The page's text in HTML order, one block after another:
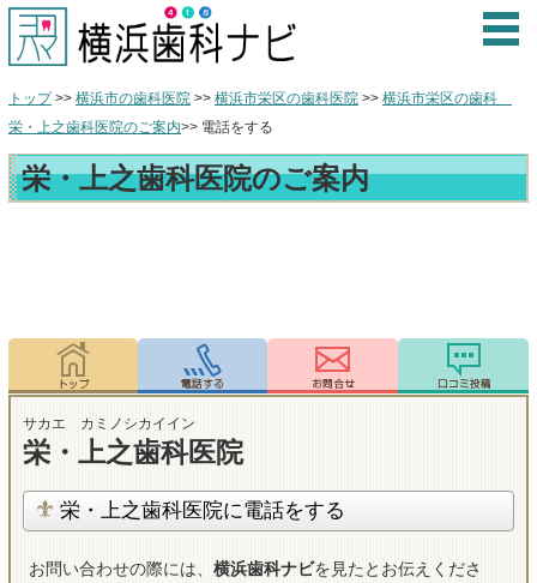
トップ>> 横浜市の歯科医院 >> 横浜市栄区の歯科医院 >> 横浜市栄区の歯科
栄・上之歯科医院のご案内>> 電話をする
栄・上之歯科医院のご案内
サカエ カミノシカイイン
栄・上之歯科医院
栄・上之歯科医院に電話をする
お問い合わせの際には、 横浜歯科ナビを見たとお伝えくださ